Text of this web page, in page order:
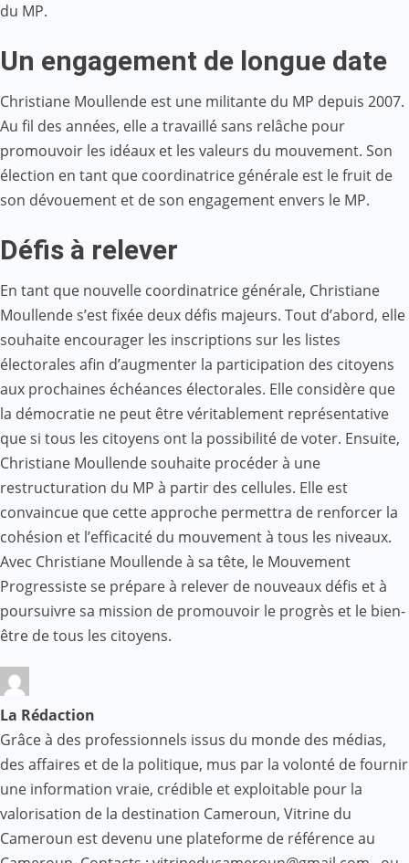
du MP.
Un engagement de longue date
Christiane Moullende est une militante du MP depuis 2007.
Au fil des années, elle a travaillé sans relâche pour
promouvoir les idéaux et les valeurs du mouvement. Son
élection en tant que coordinatrice générale est le fruit de
son dévouement et de son engagement envers le MP.
Défis à relever
En tant que nouvelle coordinatrice générale, Christiane
Moullende s’est fixée deux défis majeurs. Tout d’abord, elle
souhaite encourager les inscriptions sur les listes
électorales afin d’augmenter la participation des citoyens
aux prochaines échéances électorales. Elle considère que
la démocratie ne peut être véritablement représentative
que si tous les citoyens ont la possibilité de voter. Ensuite,
Christiane Moullende souhaite procéder à une
restructuration du MP à partir des cellules. Elle est
convaincue que cette approche permettra de renforcer la
cohésion et l’efficacité du mouvement à tous les niveaux.
Avec Christiane Moullende à sa tête, le Mouvement
Progressiste se prépare à relever de nouveaux défis et à
poursuivre sa mission de promouvoir le progrès et le bien-
être de tous les citoyens.
La Rédaction
Grâce à des professionnels issus du monde des médias,
des affaires et de la politique, mus par la volonté de fournir
une information vraie, crédible et exploitable pour la
valorisation de la destination Cameroun, Vitrine du
Cameroun est devenu une plateforme de référence au